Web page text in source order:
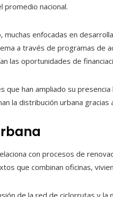
nacional.
enfocadas en
a través de programas de
las oportunidades de
han ampliado su presencia
la distribución urbana gracias
con procesos de
que combinan oficinas,